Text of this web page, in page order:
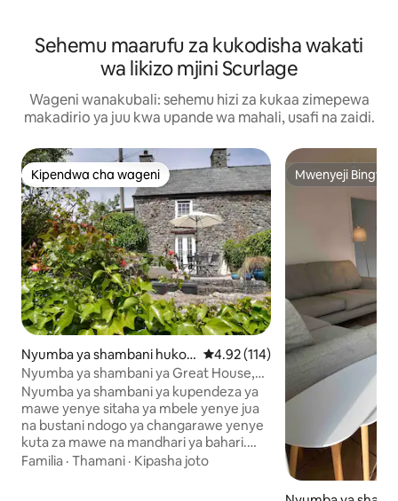
Sehemu maarufu za kukodisha wakati
wa likizo mjini Scurlage
Wageni wanakubali: sehemu hizi za kukaa zimepewa
makadirio ya juu kwa upande wa mahali, usafi na zaidi.
Kipendwa cha wageni
Kipendwa cha wageni
Nyumba ya shambani huko
Gŵyr
Ukadiriaji wa wastani wa 4.92
4.92 (114)
Nyumba ya shambani ya Great House,
Horton, Gower
Nyumba ya shambani ya kupendeza ya
mawe yenye sitaha ya mbele yenye jua
na bustani ndogo ya changarawe yenye
kuta za mawe na mandhari ya bahari.
Matembezi mafupi kuelekea chini ya
Familia · Thamani · Kipasha joto
Mwenyeji Bingwa
Mwenyeji Bingwa